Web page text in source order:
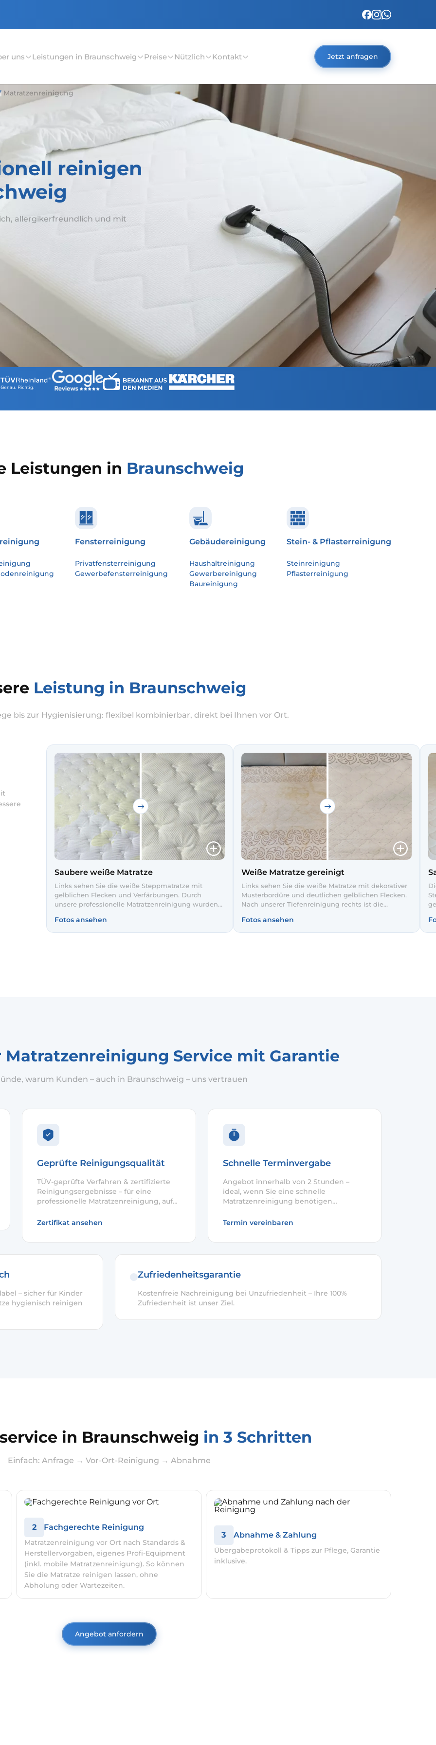
uns Leistungen in Braunschweig Preise Nützlich Kontakt Jetzt anfragen
Matratzenreinigung
reinigen
allergikerfreundlich und mit
Leistungen in Braunschweig
Fensterreinigung
Privatfensterreinigung
Gewerbefensterreinigung
Gebäudereinigung
Haushaltreinigung
Gewerbereinigung
Baureinigung
Stein- & Pflasterreinigung
Steinreinigung
Pflasterreinigung
Leistung in Braunschweig
bis zur Hygienisierung: flexibel kombinierbar, direkt bei Ihnen vor Ort.
Saubere weiße Matratze
Links sehen Sie die weiße Steppmatratze mit
gelblichen Flecken und Verfärbungen. Durch
unsere professionelle Matratzenreinigung wurden
sichtbar aufgehellt. So schlafen Sie wieder auf einer
hygienischen, frischen Unterlage.
Fotos ansehen
Weiße Matratze gereinigt
Links sehen Sie die weiße Matratze mit dekorativer
Musterbordüre und deutlichen gelblichen Flecken.
Nach unserer Tiefenreinigung rechts ist die
Struktur des Steppmusters klar erkennbar. So
entsteht ein hygienisches, frisches Schlafklima im
Fotos ansehen
Matratzenreinigung Service mit Garantie
warum Kunden – auch in Braunschweig – uns vertrauen
Geprüfte Reinigungsqualität
TÜV-geprüfte Verfahren & zertifizierte
Reinigungsergebnisse – für eine
professionelle Matratzenreinigung, auf
Zertifikat ansehen
Schnelle Terminvergabe
Angebot innerhalb von 2 Stunden –
ideal, wenn Sie eine schnelle
Matratzenreinigung benötigen
Termin vereinbaren
– sicher für Kinder
hygienisch reinigen
Zufriedenheitsgarantie
Kostenfreie Nachreinigung bei Unzufriedenheit – Ihre 100%
Zufriedenheit ist unser Ziel.
in Braunschweig in 3 Schritten
Einfach: Anfrage → Vor-Ort-Reinigung → Abnahme
2 Fachgerechte Reinigung
Matratzenreinigung vor Ort nach Standards &
Herstellervorgaben, eigenes Profi-Equipment
(inkl. mobile Matratzenreinigung). So können
Sie die Matratze reinigen lassen, ohne
Abholung oder Wartezeiten.
3 Abnahme & Zahlung
Übergabeprotokoll & Tipps zur Pflege, Garantie
inklusive.
Angebot anfordern